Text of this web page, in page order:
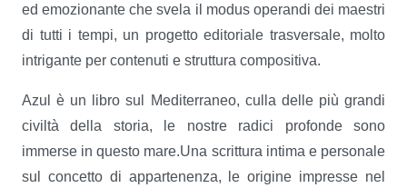
ed emozionante che svela il modus operandi dei maestri
di tutti i tempi, un progetto editoriale trasversale, molto
intrigante per contenuti e struttura compositiva.
Azul è un libro sul Mediterraneo, culla delle più grandi
civiltà della storia, le nostre radici profonde sono
immerse in questo mare.Una scrittura intima e personale
sul concetto di appartenenza, le origine impresse nel